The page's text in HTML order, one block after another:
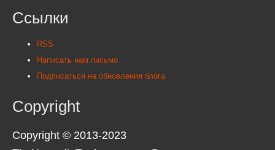
Ссылки
RSS
Написать нам письмо
Подписаться на обновления блога
Copyright
Copyright © 2013-2023